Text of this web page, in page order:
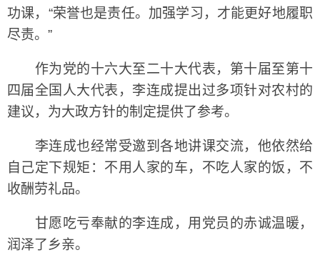
功课，“荣誉也是责任。加强学习，才能更好地履职
尽责。”
作为党的十六大至二十大代表，第十届至第十
四届全国人大代表，李连成提出过多项针对农村的
建议，为大政方针的制定提供了参考。
李连成也经常受邀到各地讲课交流，他依然给
自己定下规矩：不用人家的车，不吃人家的饭，不
收酬劳礼品。
甘愿吃亏奉献的李连成，用党员的赤诚温暖，
润泽了乡亲。